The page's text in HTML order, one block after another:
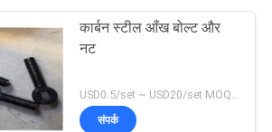
कार्बन स्टील आँख बोल्ट और
नट
USD0.5/set ~ USD20/set MOQ:10 समूह
संपर्क